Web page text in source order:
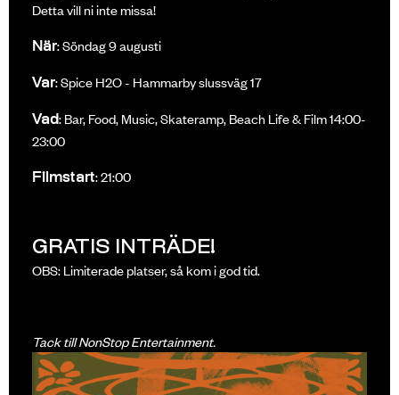
Detta vill ni inte missa!
När: Söndag 9 augusti
Var: Spice H2O - Hammarby slussväg 17
Vad: Bar, Food, Music, Skateramp, Beach Life & Film 14:00-
23:00
Filmstart:21:00
GRATIS INTRÄDE!
OBS: Limiterade platser, så kom i god tid.
Tack till NonStop Entertainment.